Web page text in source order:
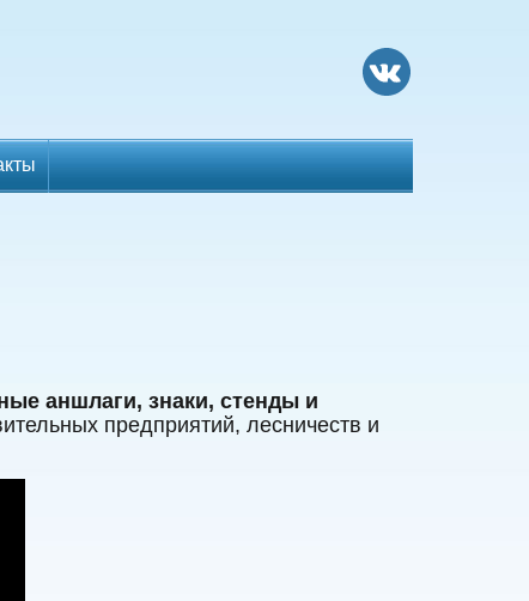
аншлаги, знаки, стенды и
предприятий, лесничеств и